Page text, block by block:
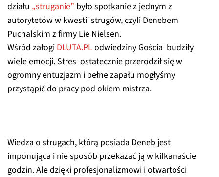
działu „struganie” było spotkanie z jednym z
autorytetów w kwestii strugów, czyli Denebem
Puchalskim z firmy Lie Nielsen.
Wśród załogi DLUTA.PLodwiedziny Gościa budziły
wiele emocji. Stres ostatecznie przerodził się w
ogromny entuzjazm i pełne zapału mogłyśmy
przystąpić do pracy pod okiem mistrza.
Wiedza o strugach, którą posiada Deneb jest
imponująca i nie sposób przekazać ją w kilkanaście
godzin. Ale dzięki profesjonalizmowi i otwartości